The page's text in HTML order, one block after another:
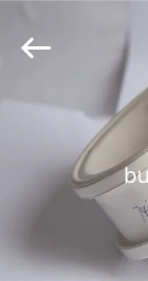
HAUS
VR
Co.,